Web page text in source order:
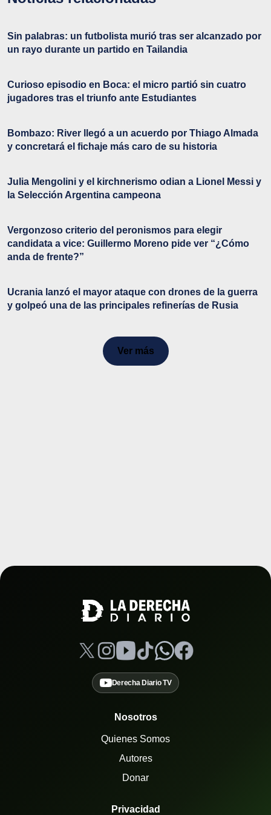
Sin palabras: un futbolista murió tras ser alcanzado por
un rayo durante un partido en Tailandia
Curioso episodio en Boca: el micro partió sin cuatro
jugadores tras el triunfo ante Estudiantes
Bombazo: River llegó a un acuerdo por Thiago Almada
y concretará el fichaje más caro de su historia
Julia Mengolini y el kirchnerismo odian a Lionel Messi y
la Selección Argentina campeona
Vergonzoso criterio del peronismos para elegir
candidata a vice: Guillermo Moreno pide ver “¿Cómo
anda de frente?”
Ucrania lanzó el mayor ataque con drones de la guerra
y golpeó una de las principales refinerías de Rusia
Ver más
Derecha Diario TV
Nosotros
Quienes Somos
Autores
Donar
Privacidad